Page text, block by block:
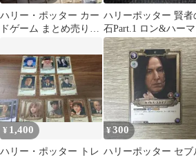
ハリー・ポッター カー
ドゲーム まとめ売り
あり
ハリーポッター 賢者
石Part.1 ロン&ハーマ
オニー 01-004 SR
¥ 1,400
ハリー・ポッター トレ
¥300
ハリーポッター セブ